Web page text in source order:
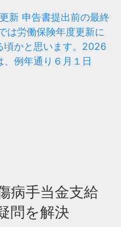
新 申告書提出前の最終
は労働保険年度更新に
頃かと思います。2026
例年通り６月１日
病手当金支給
問を解決